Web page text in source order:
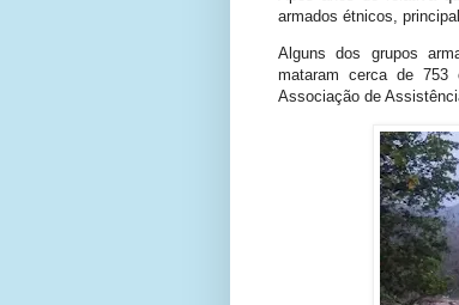
armados étnicos,
Alguns dos grupos
mataram cerca de
Associação de